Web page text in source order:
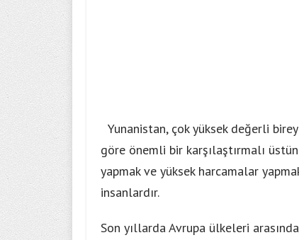
Yunanistan, çok yüksek değerli
göre önemli bir karşılaştırmalı
yapmak ve yüksek harcamalar
insanlardır.
Son yıllarda Avrupa ülkeleri